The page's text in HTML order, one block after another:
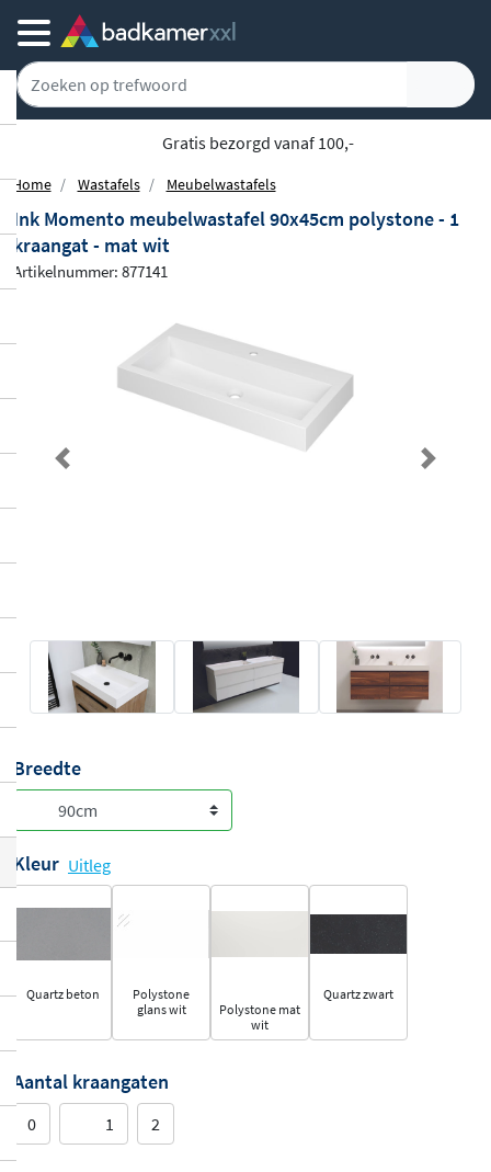
Gratis bezorgd vanaf 100,-
Home Wastafels Meubelwastafels
Ink Momento meubelwastafel 90x45cm polystone - 1
kraangat - mat wit
Artikelnummer: 877141
Previous Next
Breedte
Kleur Uitleg
Quartz beton
Polystone
glans wit
Polystone mat
wit
Quartz zwart
Aantal kraangaten
0 1 2